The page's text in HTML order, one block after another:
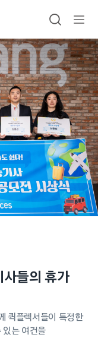
검색
열기
사들의 휴가
퀵플렉서들이 특정한
있는 여건을